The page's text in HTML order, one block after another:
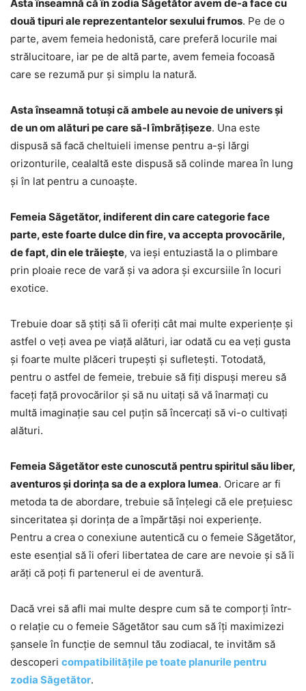
Asta înseamnă că în zodia Săgetător avem de-a face cu
două tipuri ale reprezentantelor sexului frumos. Pe de o
parte, avem femeia hedonistă, care preferă locurile mai
strălucitoare, iar pe de altă parte, avem femeia focoasă
care se rezumă pur și simplu la natură.
Asta înseamnă totuși că ambele au nevoie de univers și
de un om alături pe care să-l îmbrățișeze. Una este
dispusă să facă cheltuieli imense pentru a-și lărgi
orizonturile, cealaltă este dispusă să colinde marea în lung
și în lat pentru a cunoaște.
Femeia Săgetător, indiferent din care categorie face
parte, este foarte dulce din fire, va accepta provocările,
de fapt, din ele trăiește, va ieși entuziastă la o plimbare
prin ploaie rece de vară și va adora și excursiile în locuri
exotice.
Trebuie doar să știți să îi oferiți cât mai multe experiențe și
astfel o veți avea pe viață alături, iar odată cu ea veți gusta
și foarte multe plăceri trupești și sufletești. Totodată,
pentru o astfel de femeie, trebuie să fiți dispuși mereu să
faceți față provocărilor și să nu uitați să vă înarmați cu
multă imaginație sau cel puțin să încercați să vi-o cultivați
alături.
Femeia Săgetător este cunoscută pentru spiritul său liber,
aventuros și dorința sa de a explora lumea. Oricare ar fi
metoda ta de abordare, trebuie să înțelegi că ele prețuiesc
sinceritatea și dorința de a împărtăși noi experiențe.
Pentru a crea o conexiune autentică cu o femeie Săgetător,
este esențial să îi oferi libertatea de care are nevoie și să îi
arăți că poți fi partenerul ei de aventură.
Dacă vrei să afli mai multe despre cum să te comporți într-
o relație cu o femeie Săgetător sau cum să îți maximizezi
șansele în funcție de semnul tău zodiacal, te invităm să
descoperi compatibilitățile pe toate planurile pentru
zodia Săgetător.